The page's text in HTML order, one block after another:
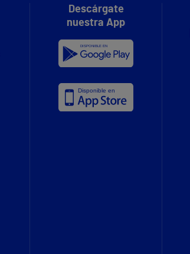
Descárgate
nuestra App